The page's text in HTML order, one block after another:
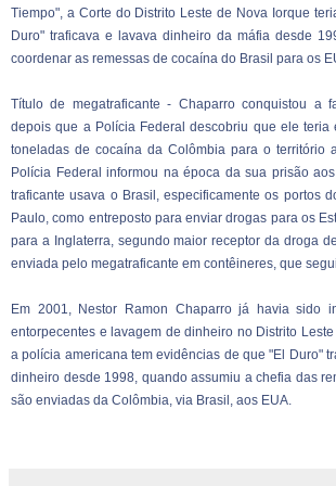
Tiempo", a Corte do Distrito Leste de Nova Iorque
Duro" traficava e lavava dinheiro da máfia desde
coordenar as remessas de cocaína do Brasil para os
Título de megatraficante - Chaparro conquistou a
depois que a Polícia Federal descobriu que ele teria
toneladas de cocaína da Colômbia para o território
Polícia Federal informou na época da sua prisão
traficante usava o Brasil, especificamente os portos
Paulo, como entreposto para enviar drogas para os
para a Inglaterra, segundo maior receptor da droga
enviada pelo megatraficante em contêineres, que
Em 2001, Nestor Ramon Chaparro já havia sido
entorpecentes e lavagem de dinheiro no Distrito
a polícia americana tem evidências de que "El Duro"
dinheiro desde 1998, quando assumiu a chefia das
são enviadas da Colômbia, via Brasil, aos EUA.